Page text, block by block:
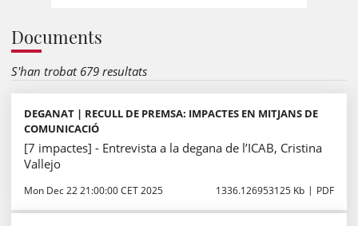
Documents
S'han trobat 679 resultats
DEGANAT | RECULL DE PREMSA: IMPACTES EN MITJANS DE
COMUNICACIÓ
[7 impactes] - Entrevista a la degana de l’ICAB, Cristina
Vallejo
Mon Dec 22 21:00:00 CET 2025 1336.126953125 Kb PDF